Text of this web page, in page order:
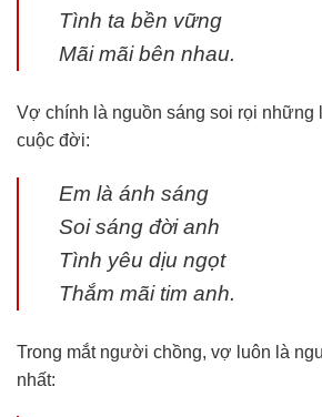
Tình ta bền vững
Mãi mãi bên nhau.
Vợ chính là nguồn sáng soi rọi những
cuộc đời:
Em là ánh sáng
Soi sáng đời anh
Tình yêu dịu ngọt
Thắm mãi tim anh.
Trong mắt người chồng, vợ luôn là
nhất: